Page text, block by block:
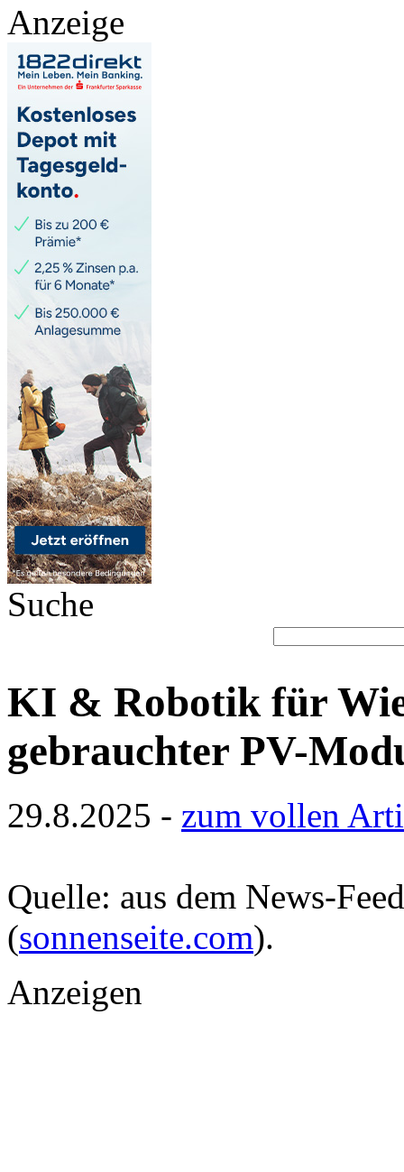
Anzeige
Suche
KI & Robotik für
gebrauchter PV-
29.8.2025 - zum vollen
Quelle: aus dem News-
(sonnenseite.com).
Anzeigen